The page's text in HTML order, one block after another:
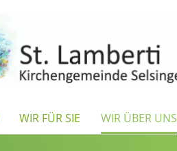
WIR FÜR SIE WIR ÜBER UNS